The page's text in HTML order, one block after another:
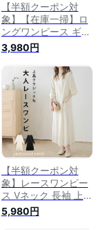
【半額クーポン対
象】【在庫一掃】ロ
ングワンピース ギャ
ザー 5分袖 Vネック
レディース 上品 お
すすめ おしゃれ ブ
ラック メール便
2025春夏
【lswp203-389】
【即納：1-5営業
日】【送料無料】ヤ
込1
3,980円
【半額クーポン対
象】レースワンピー
ス Vネック 長袖 上品
クラシック 総レース
レディース おすすめ
5,980円